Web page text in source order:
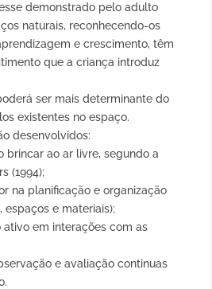
demonstrado pelo adulto
naturais, reconhecendo-os
e crescimento, têm
que a criança introduz
ser mais determinante do
existentes no espaço.
desenvolvidos:
brincar ao ar livre, segundo a
(1994);
na planificação e organização
e materiais);
ativo em interações com as
e avaliação continuas